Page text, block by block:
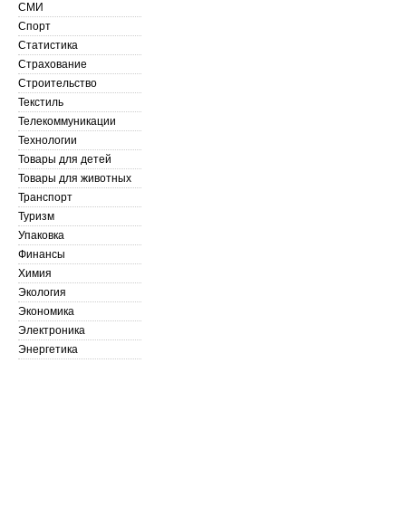
СМИ
Спорт
Статистика
Страхование
Строительство
Текстиль
Телекоммуникации
Технологии
Товары для детей
Товары для животных
Транспорт
Туризм
Упаковка
Финансы
Химия
Экология
Экономика
Электроника
Энергетика